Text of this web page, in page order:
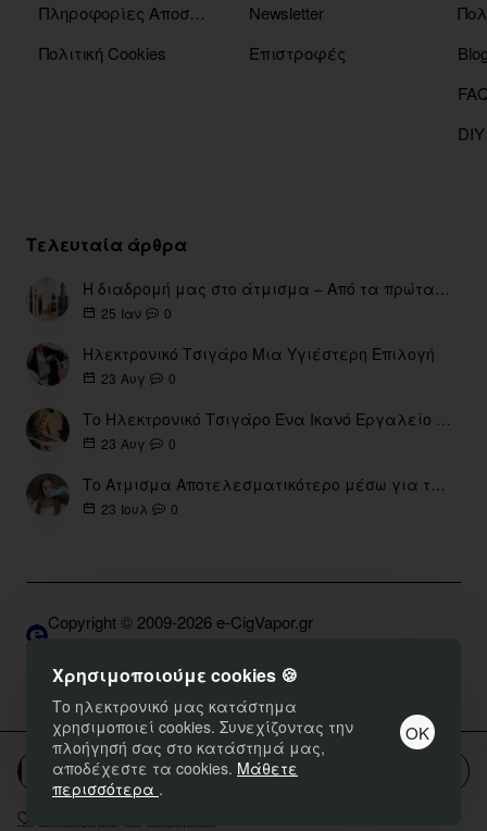
Χρησιμοποιούμε cookies 🍪
Το ηλεκτρονικό μας κατάστημα
χρησιμοποιεί cookies. Συνεχίζοντας την
πλοήγησή σας στο κατάστημά μας,
αποδέχεστε τα cookies. Μάθετε
περισσότερα .
ΟΚ
Καλάθι
Πληροφορίες Αποστόλης
Πολιτική Cookies
Newsletter
Επιστροφές
Τελευταία άρθρα
Η διαδρομή μας στο άτμισμα – Από τα πρώτα eGo έως τη σύγχρονη εποχή
25 Ιαν 0
Ηλεκτρονικό Τσιγάρο Μια Υγιέστερη Επιλογή
23 Αυγ 0
Το Ηλεκτρονικό Τσιγάρο Ένα Ικανό Εργαλείο για τη Διακοπή του Καπνίσματος
23 Αυγ 0
Το Ατμισμα Αποτελεσματικότερο μέσω για την διακοπή Καπνίσματος
23 Ιουλ 0
Copyright © 2009-2026 e-CigVapor.gr